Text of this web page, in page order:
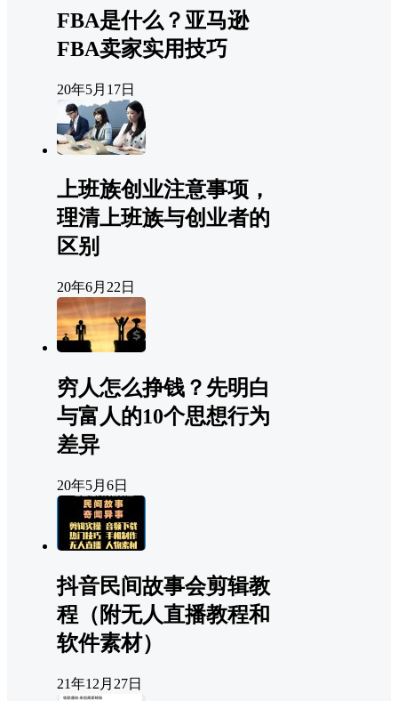
FBA是什么？亚马逊
FBA卖家实用技巧
20年5月17日
上班族创业注意事项，
理清上班族与创业者的
区别
20年6月22日
穷人怎么挣钱？先明白
与富人的10个思想行为
差异
20年5月6日
抖音民间故事会剪辑教
程（附无人直播教程和
软件素材）
21年12月27日